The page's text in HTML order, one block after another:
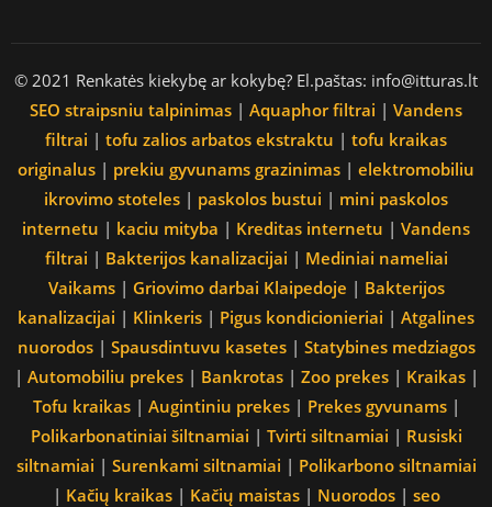
© 2021 Renkatės kiekybę ar kokybę? El.paštas: info@itturas.lt
SEO straipsniu talpinimas | Aquaphor filtrai | Vandens
filtrai | tofu zalios arbatos ekstraktu | tofu kraikas
originalus | prekiu gyvunams grazinimas | elektromobiliu
ikrovimo stoteles | paskolos bustui | mini paskolos
internetu | kaciu mityba | Kreditas internetu | Vandens
filtrai | Bakterijos kanalizacijai | Mediniai nameliai
Vaikams| Griovimo darbai Klaipedoje | Bakterijos
kanalizacijai | Klinkeris | Pigus kondicionieriai | Atgalines
nuorodos| Spausdintuvu kasetes| Statybines medziagos
| Automobiliu prekes| Bankrotas| Zoo prekes| Kraikas|
Tofu kraikas| Augintiniu prekes| Prekes gyvunams|
Polikarbonatiniai šiltnamiai | Tvirti siltnamiai | Rusiski
siltnamiai | Surenkami siltnamiai | Polikarbono siltnamiai
| Kačių kraikas| Kačių maistas| Nuorodos| seo